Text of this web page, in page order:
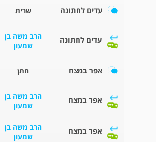
עדים לחתונה שרית
עדים לחתונה
הרב משה בן
שמעון
אפר במצח חתן
אפר במצח
הרב משה בן
שמעון
אפר במצח
הרב משה בן
שמעון